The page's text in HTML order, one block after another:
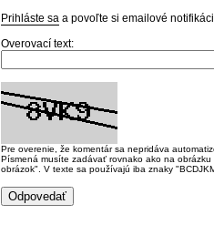
Prihláste sa a povoľte si emailové
Overovací text:
Pre overenie, že komentár sa nepridáva
Písmená musíte zadávať rovnako ako na
obrázok". V texte sa používajú iba znaky